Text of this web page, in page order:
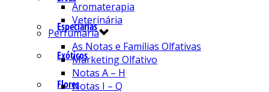
Especiarias
Exóticos
Flores
Aromaterapia
Veterinária
Perfumaria
As Notas e Famílias Olfativas
Marketing Olfativo
Notas A – H
Notas I – Q